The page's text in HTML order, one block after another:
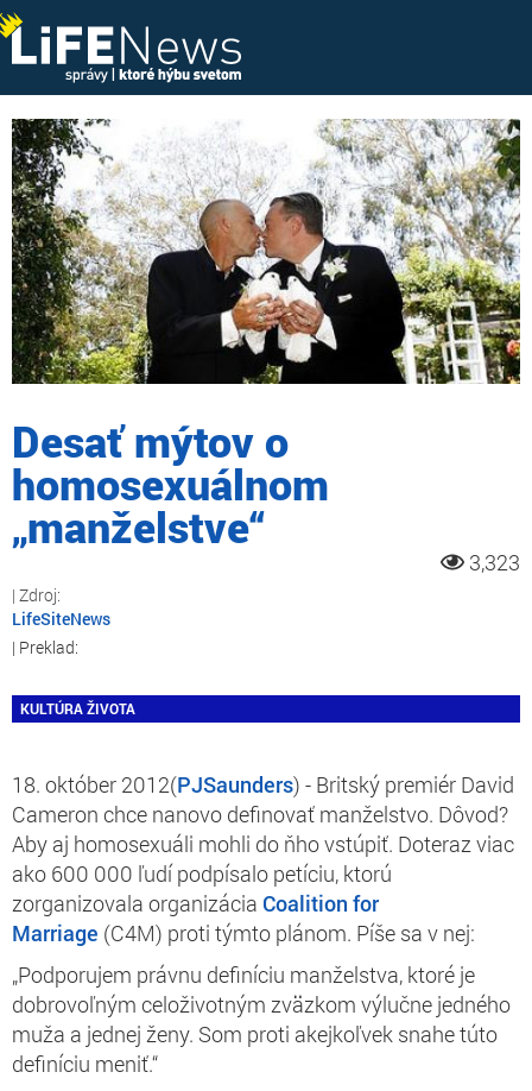
Desať mýtov o
homosexuálnom
„manželstve“
3,323
LifeSiteNews
KULTÚRA ŽIVOTA
18. október 2012(PJSaunders) - Britský premiér David
Cameron chce nanovo definovať manželstvo. Dôvod?
Aby aj homosexuáli mohli do ňho vstúpiť. Doteraz viac
ako 600 000 ľudí podpísalo petíciu, ktorú
zorganizovala organizácia Coalition for
Marriage (C4M) proti týmto plánom. Píše sa v nej:
„Podporujem právnu definíciu manželstva, ktoré je
dobrovoľným celoživotným zväzkom výlučne jedného
muža a jednej ženy. Som proti akejkoľvek snahe túto
definíciu meniť.“